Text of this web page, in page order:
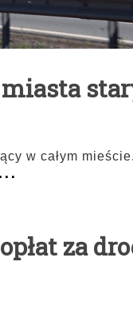
miasta
w całym
za